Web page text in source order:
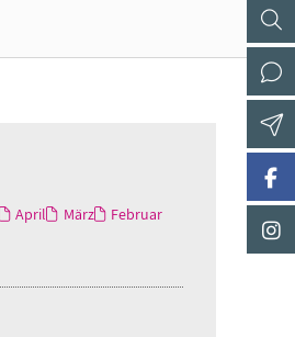
April März
Februar